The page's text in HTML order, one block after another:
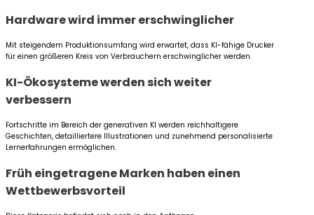
Hardware wird immer erschwinglicher
Mit steigendem Produktionsumfang wird erwartet, dass KI-fähige Drucker
für einen größeren Kreis von Verbrauchern erschwinglicher werden.
KI-Ökosysteme werden sich weiter
verbessern
Fortschritte im Bereich der generativen KI werden reichhaltigere
Geschichten, detailliertere Illustrationen und zunehmend personalisierte
Lernerfahrungen ermöglichen.
Früh eingetragene Marken haben einen
Wettbewerbsvorteil